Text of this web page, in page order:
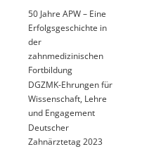
50 Jahre APW – Eine
Erfolgsgeschichte in
der
zahnmedizinischen
Fortbildung
DGZMK-Ehrungen für
Wissenschaft, Lehre
und Engagement
Deutscher
Zahnärztetag 2023